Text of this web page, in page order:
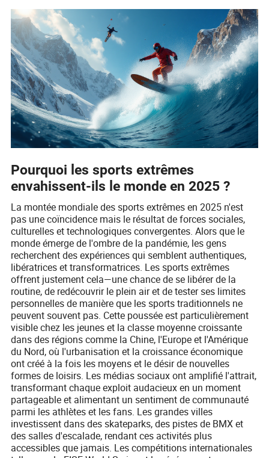
Pourquoi les sports extrêmes
envahissent-ils le monde en 2025 ?
La montée mondiale des sports extrêmes en 2025 n'est
pas une coïncidence mais le résultat de forces sociales,
culturelles et technologiques convergentes. Alors que le
monde émerge de l'ombre de la pandémie, les gens
recherchent des expériences qui semblent authentiques,
libératrices et transformatrices. Les sports extrêmes
offrent justement cela—une chance de se libérer de la
routine, de redécouvrir le plein air et de tester ses limites
personnelles de manière que les sports traditionnels ne
peuvent souvent pas. Cette poussée est particulièrement
visible chez les jeunes et la classe moyenne croissante
dans des régions comme la Chine, l'Europe et l'Amérique
du Nord, où l'urbanisation et la croissance économique
ont créé à la fois les moyens et le désir de nouvelles
formes de loisirs. Les médias sociaux ont amplifié l'attrait,
transformant chaque exploit audacieux en un moment
partageable et alimentant un sentiment de communauté
parmi les athlètes et les fans. Les grandes villes
investissent dans des skateparks, des pistes de BMX et
des salles d'escalade, rendant ces activités plus
accessibles que jamais. Les compétitions internationales